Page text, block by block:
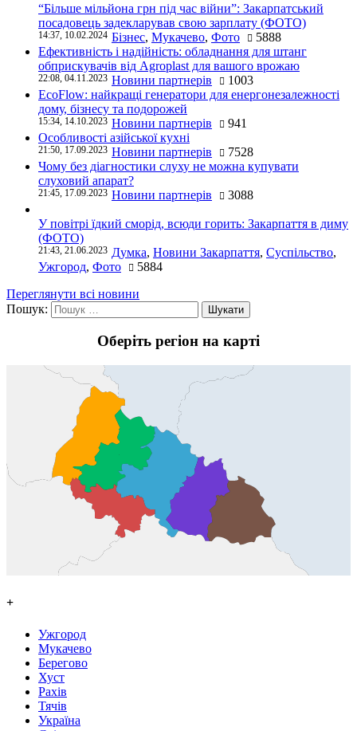
“Більше мільйона грн під час війни”: Закарпатський
посадовець задекларував свою зарплату (ФОТО)
14:37, 10.02.2024 Бізнес, Мукачево, Фото
5888
Ефективність і надійність: обладнання для штанг
обприскувачів від Agroplast для вашого врожаю
22:08, 04.11.2023 Новини партнерів
1003
EcoFlow: найкращі генератори для енергонезалежності
дому, бізнесу та подорожей
15:34, 14.10.2023 Новини партнерів
941
Особливості азійської кухні
21:50, 17.09.2023 Новини партнерів
7528
Чому без діагностики слуху не можна купувати
слуховий апарат?
21:45, 17.09.2023 Новини партнерів 3088
У повітрі їдкий сморід, всюди горить: Закарпаття в диму
(ФОТО)
21:43, 21.06.2023 Думка, Новини Закарпаття, Суспільство,
Ужгород, Фото
5884
Переглянути всі новини
Пошук:
Оберіть регіон на карті
+
Ужгород
Мукачево
Берегово
Хуст
Рахів
Тячів
Україна